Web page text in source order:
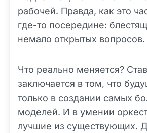
рабочей. Правда, как это
где-то посередине:
немало открытых вопросов.
Что реально меняется?
заключается в том, что
только в создании самых
моделей. И в умении
лучшие из существующих.